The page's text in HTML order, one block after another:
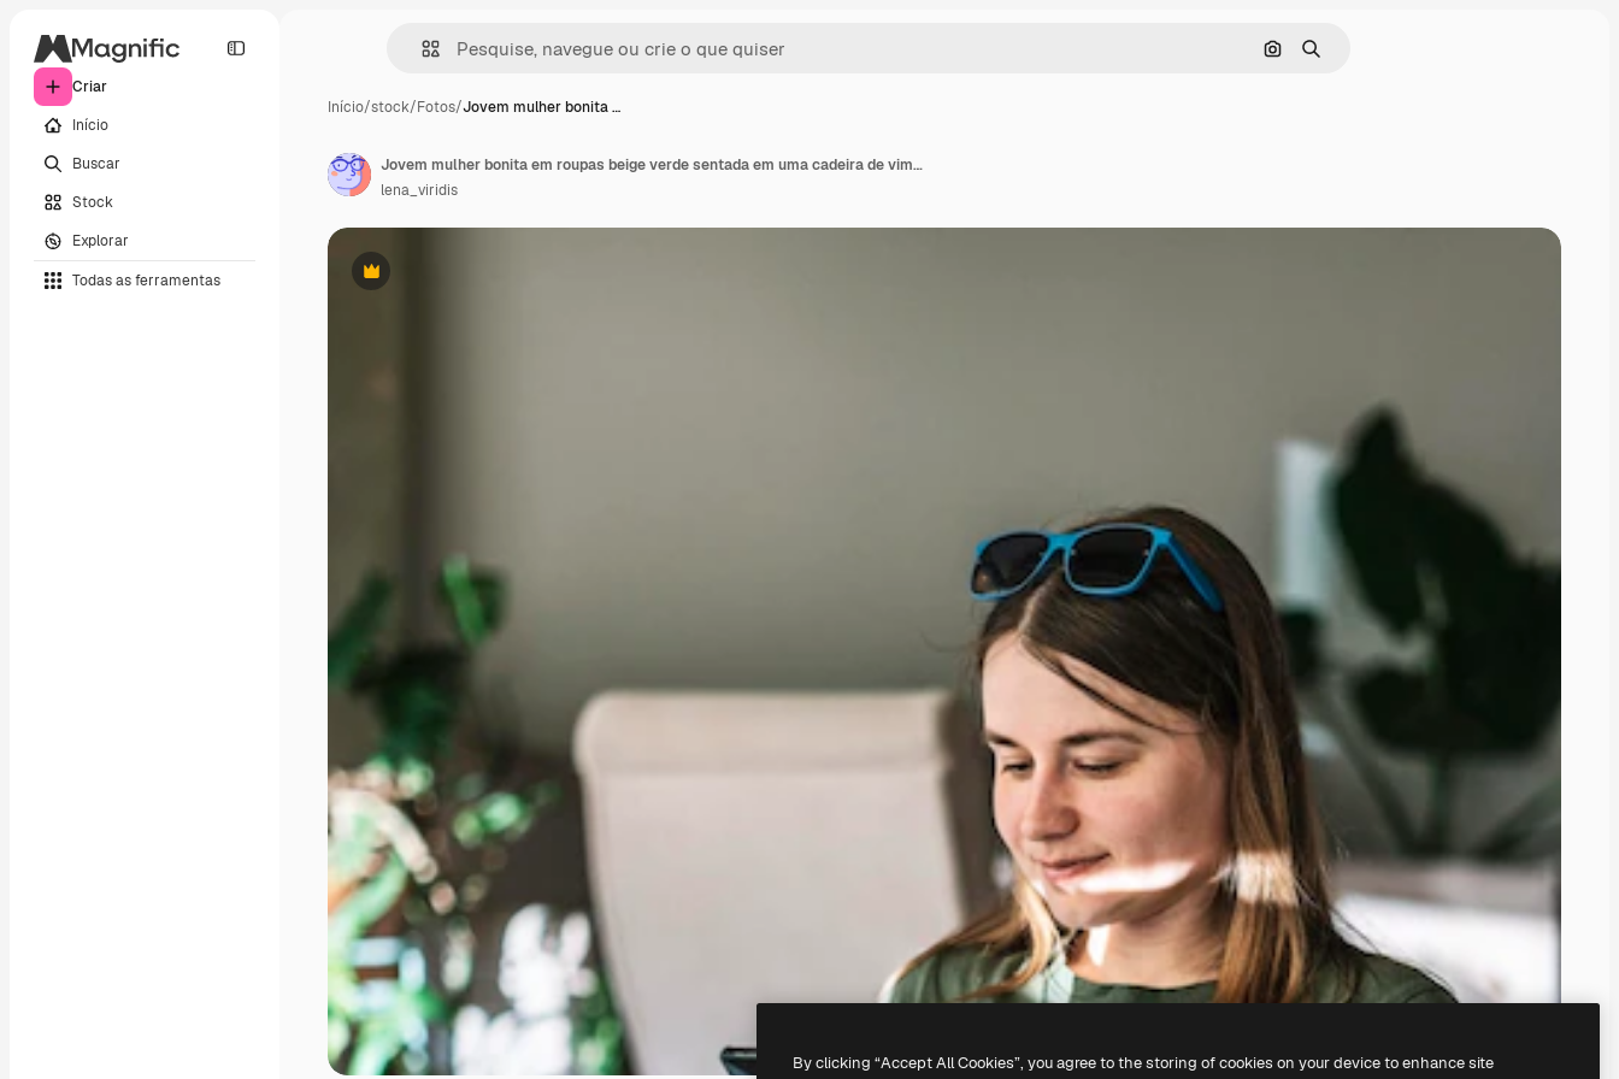
Criar
Início
Buscar
Stock
Explorar
Todas as ferramentas
Pesquisar por imagem
Buscar
Início/stock/Fotos/Jovem mulher bonita …
Premium
Jovem mulher bonita em roupas beige verde sentada em uma cadeira de vime à luz do sol usando um smartphone
lena_viridis
By clicking “Accept All Cookies”, you agree to the storing of cookies on your device to enhance site